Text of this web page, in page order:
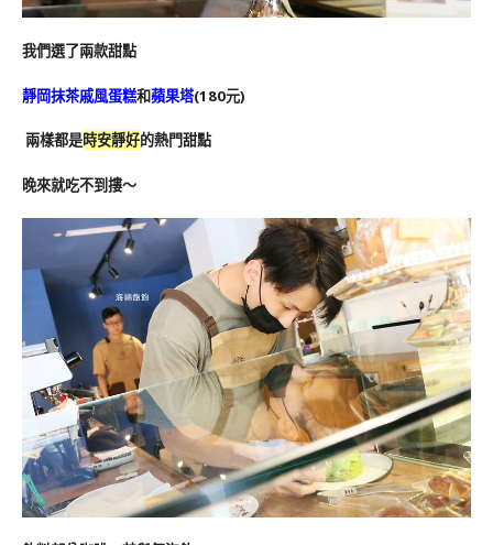
我們選了兩款甜點
靜岡抹茶戚風蛋糕和蘋果塔(180元)
兩樣都是時安靜好的熱門甜點
晚來就吃不到摟～